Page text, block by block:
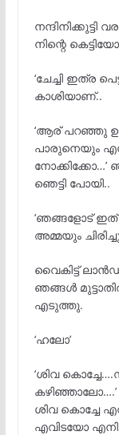
നന്ദിനിക്കുട്ടി
നിന്റെ
‘ചേച്ചി ഇത്ര
കാശിയാണ്..
‘ആര് പറഞ്ഞു
പാരുനെയും
ഞെട്ടി പോയി..
‘ഞങ്ങളോട് ഇത്
അമ്മയും
വൈകിട്ട്
ഞങ്ങൾ
എടുത്തു.
‘ഹലോ’
‘ശിവ
ശിവ കൊച്ചേ
എവിടയോ